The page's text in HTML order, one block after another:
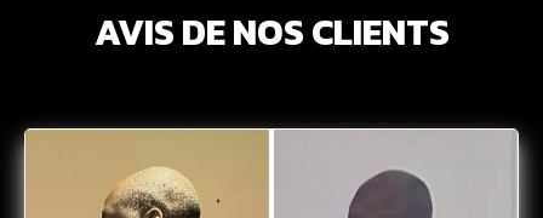
AVIS DE NOS CLIENTS